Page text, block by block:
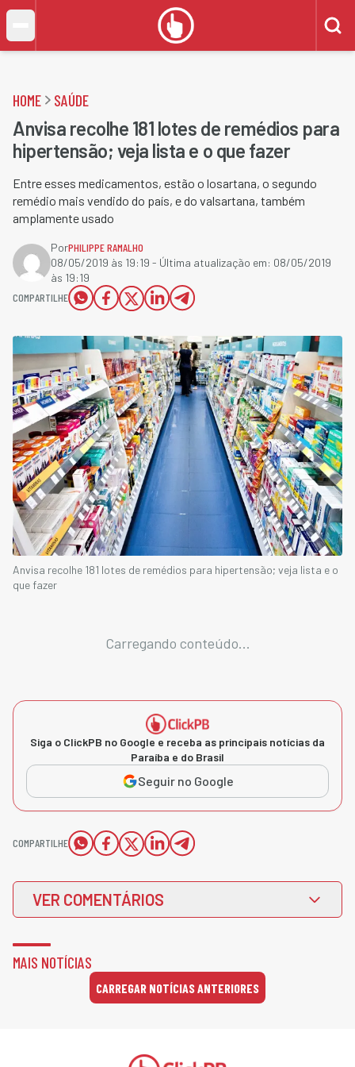
HOME SAÚDE
Anvisa recolhe 181 lotes de remédios para
hipertensão; veja lista e o que fazer
Entre esses medicamentos, estão o losartana, o segundo
remédio mais vendido do país, e do valsartana, também
amplamente usado
PorPHILIPPE RAMALHO
08/05/2019 às 19:19 - Última atualização em: 08/05/2019
às 19:19
COMPARTILHE
Anvisa recolhe 181 lotes de remédios para hipertensão; veja lista e o
que fazer
Carregando conteúdo...
Siga o ClickPB no Google e receba as principais notícias da
Paraíba e do Brasil
Seguir no Google
COMPARTILHE
VER COMENTÁRIOS
MAIS NOTÍCIAS
CARREGAR NOTÍCIAS ANTERIORES